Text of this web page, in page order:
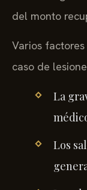
del monto
Varios
caso de
La
Los